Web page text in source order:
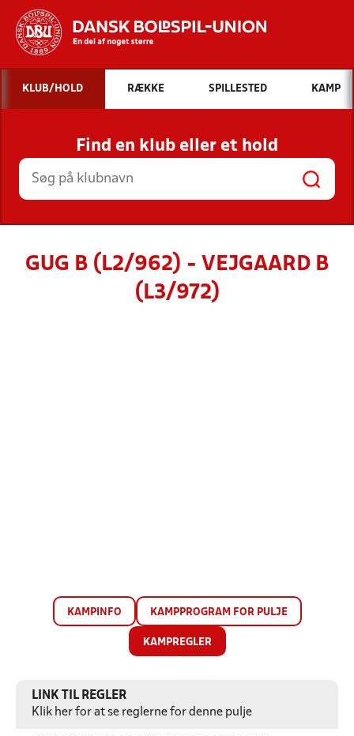
Hvad vil du søge efter?
INDHOLD OG NYHEDER
STILLINGER, RESULTATER, KLUBBER OG
HOLD
KLUB/HOLD RÆKKE SPILLESTED KAMP
Find en klub eller et hold
GUG B (L2/962) - VEJGAARD B
(L3/972)
KAMPINFO KAMPPROGRAM FOR PULJE
KAMPREGLER
LINK TIL REGLER
Klik her for at se reglerne for denne pulje